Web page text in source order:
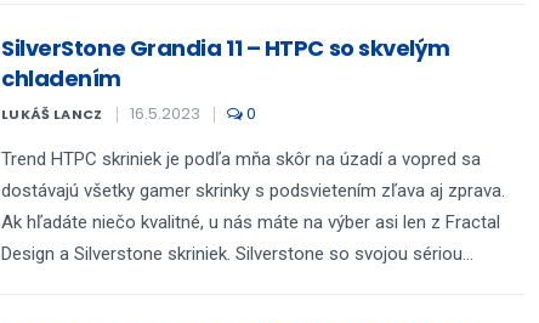
SilverStone Grandia 11 – HTPC so skvelým
chladením
LUKÁŠ LANCZ 16.5.2023 0
Trend HTPC skriniek je podľa mňa skôr na úzadí a vopred sa
dostávajú všetky gamer skrinky s podsvietením zľava aj zprava.
Ak hľadáte niečo kvalitné, u nás máte na výber asi len z Fractal
Design a Silverstone skriniek. Silverstone so svojou sériou...